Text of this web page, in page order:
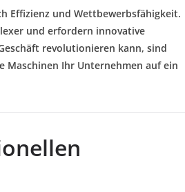
Effizienz und Wettbewerbsfähigkeit.
und erfordern innovative
revolutionieren kann, sind
Maschinen Ihr Unternehmen auf ein